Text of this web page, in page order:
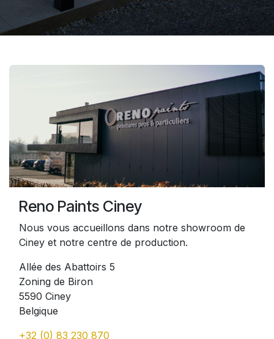
Reno Paints Ciney
Nous vous accueillons dans notre showroom de
Ciney et notre centre de production.
Allée des Abattoirs 5
Zoning de Biron
5590 Ciney
Belgique
+32 (0) 83 230 870